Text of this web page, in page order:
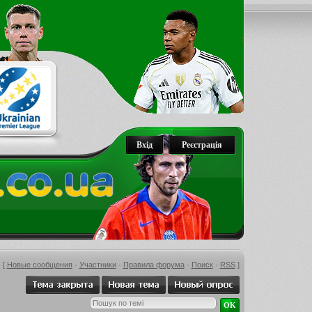
Реєстрація
Вхід
[ Новые сообщения · Участники· Правила форума· Поиск· RSS]